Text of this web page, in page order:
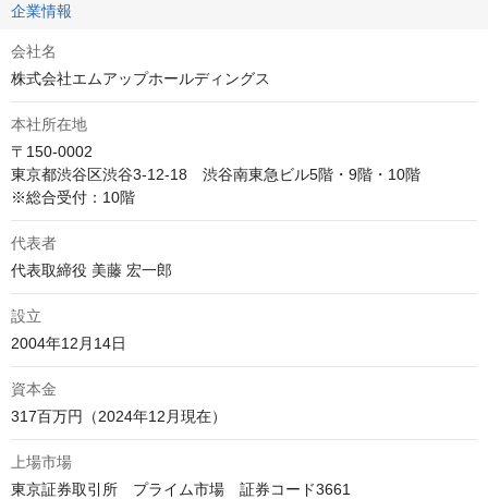
企業情報
会社名
株式会社エムアップホールディングス
本社所在地
〒150-0002
東京都渋谷区渋谷3-12-18　渋谷南東急ビル5階・9階・10階
※総合受付：10階
代表者
代表取締役 美藤 宏一郎
設立
2004年12月14日
資本金
317百万円（2024年12月現在）
上場市場
東京証券取引所　プライム市場　証券コード3661